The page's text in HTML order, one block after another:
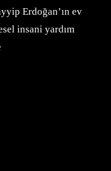
Erdoğan’ın ev
insani yardım